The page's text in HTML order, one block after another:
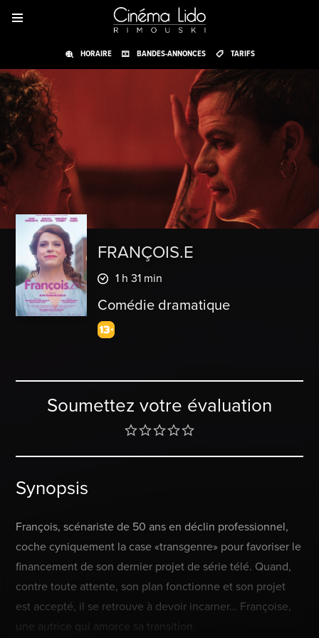
HORAIRE BANDES-ANNONCES TARIFS
FRANÇOIS.E
1 h 31 min
Comédie dramatique
Soumettez votre évaluation
Synopsis
François, scénariste de 50 ans en déclin professionnel,
coche cyniquement la case «transgenre» pour favoriser le
financement de son dernier projet de série télé. Quand,
contre toute attente, son plan fonctionne et son projet
est accepté, il se retrouve à devoir incarner… Françoise,
une autrice qui amorce sa transition.